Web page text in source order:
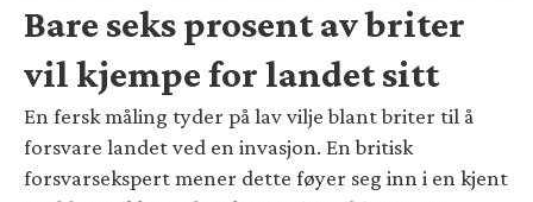
Bare seks prosent av briter
vil kjempe for landet sitt
En fersk måling tyder på lav vilje blant briter til å
forsvare landet ved en invasjon. En britisk
forsvarsekspert mener dette føyer seg inn i en kjent